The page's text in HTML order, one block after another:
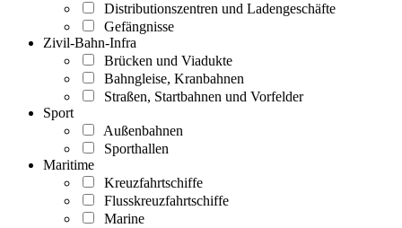
Distributionszentren und Ladengeschäfte
Gefängnisse
Zivil-Bahn-Infra
Brücken und Viadukte
Bahngleise, Kranbahnen
Straßen, Startbahnen und Vorfelder
Sport
Außenbahnen
Sporthallen
Maritime
Kreuzfahrtschiffe
Flusskreuzfahrtschiffe
Marine